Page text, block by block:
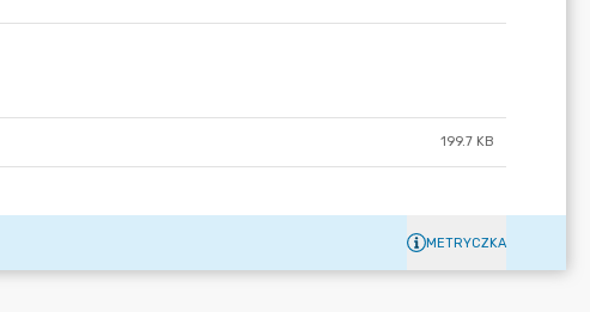
199.7 KB
METRYCZKA